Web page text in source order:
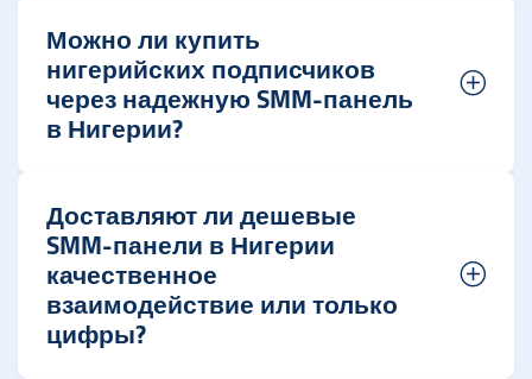
Можно ли купить
нигерийских подписчиков
через надежную SMM-панель
в Нигерии?
Доставляют ли дешевые
SMM-панели в Нигерии
качественное
взаимодействие или только
цифры?